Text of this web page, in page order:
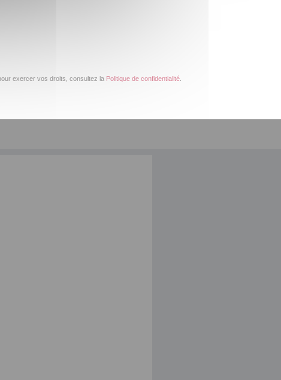
exercer vos droits, consultez la Politique de confidentialité